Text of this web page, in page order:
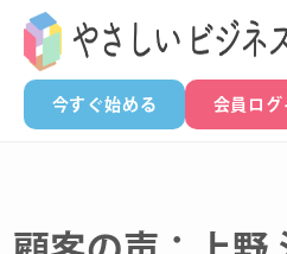
今すぐ始める 会員ログ